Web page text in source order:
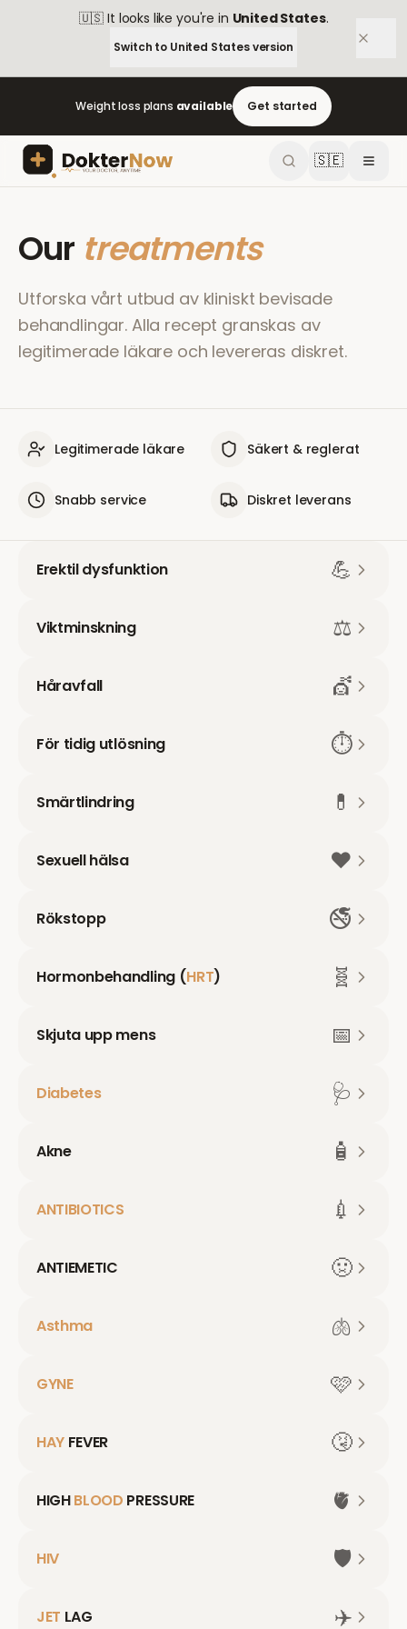
🇺🇸 It looks like you're in United States.
Switch to United Statesversion
Weight loss plans available Get started
🇸🇪
Our treatments
Utforska vårt utbud av kliniskt bevisade
behandlingar. Alla recept granskas av
legitimerade läkare och levereras diskret.
Legitimerade läkare Säkert & reglerat
Snabb service Diskret leverans
Erektil dysfunktion 💪
Viktminskning ⚖️
Håravfall 💇
För tidig utlösning ⏱️
Smärtlindring 💊
Sexuell hälsa ❤️
Rökstopp 🚭
Hormonbehandling (HRT) 🧬
Skjuta upp mens 📅
Diabetes 🩺
Akne 🧴
ANTIBIOTICS 💉
ANTIEMETIC 🤢
Asthma 🫁
GYNE 🩷
HAY FEVER 🤧
HIGHBLOOD PRESSURE 🫀
HIV 🛡️
JET LAG ✈️